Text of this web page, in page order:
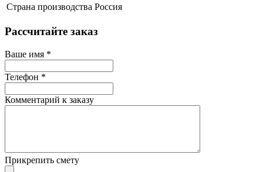
Страна производства Россия
Рассчитайте заказ
Ваше имя *
Телефон *
Комментарий к заказу
Прикрепить смету